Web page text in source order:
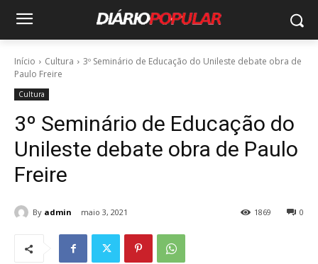
Início Cultura
3º Seminário de Educação do Unileste debate obra de
Paulo Freire
Cultura
3º Seminário de Educação do
Unileste debate obra de Paulo
Freire
By admin maio 3, 2021 0
1869